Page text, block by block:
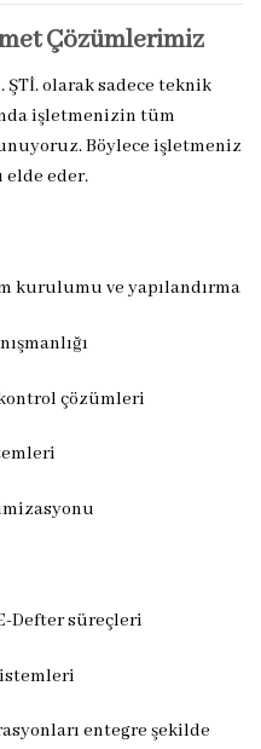
Çözümlerimiz
ŞTİ. olarak sadece teknik
işletmenizin tüm
Böylece işletmeniz
elde eder.
kurulumu ve yapılandırma
çözümleri
Defter süreçleri
entegre şekilde